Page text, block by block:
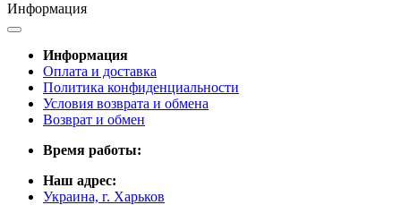
Информация
Информация
Оплата и доставка
Политика конфиденциальности
Условия возврата и обмена
Возврат и обмен
Время работы:
Наш адрес:
Украина, г. Харьков